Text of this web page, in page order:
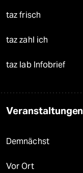
taz frisch
taz zahl ich
taz lab Infobrief
Veranstaltungen
Demnächst
Vor Ort